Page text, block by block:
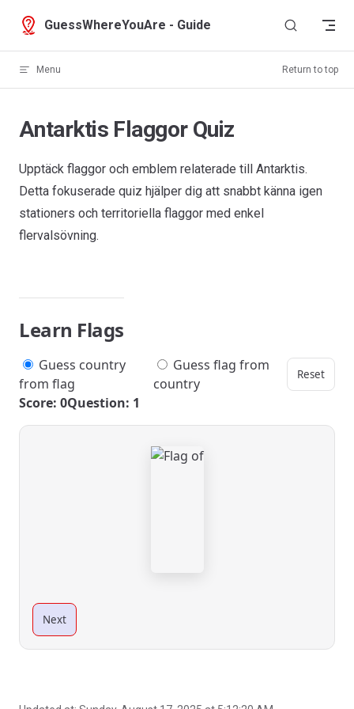
Skip to content
GuessWhereYouAre - Guide
Menu Return to top
Antarktis Flaggor Quiz
Upptäck flaggor och emblem relaterade till Antarktis.
Detta fokuserade quiz hjälper dig att snabbt känna igen
stationers och territoriella flaggor med enkel
flervalsövning.
Learn Flags
Guess country
from flag
Guess flag from
country
Reset
Score: 0Question: 1
Next